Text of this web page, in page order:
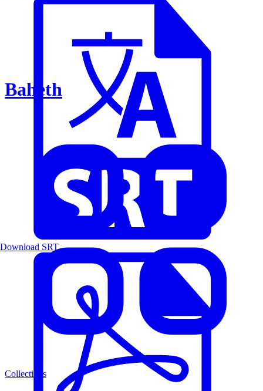
Baheth
Collections
Download SRT